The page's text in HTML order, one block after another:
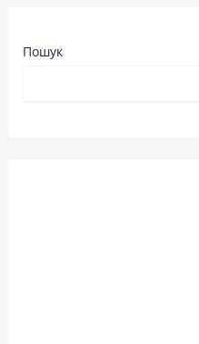
Пошук